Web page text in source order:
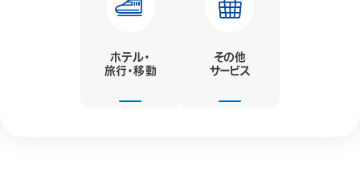
ホテル・
旅行・移動
その他
サービス